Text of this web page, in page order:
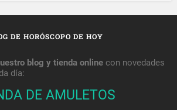
DE HORÓSCOPO DE HOY
blog y tienda onlinecon novedades
día:
DE AMULETOS